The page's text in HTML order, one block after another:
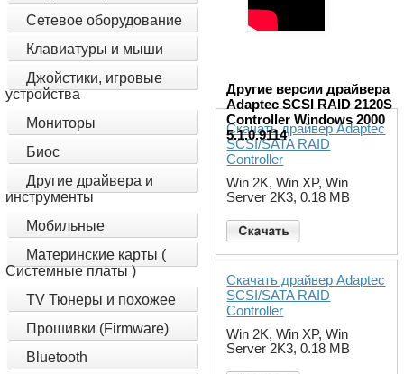
Сетевое оборудование
Клавиатуры и мыши
Джойстики, игровые
устройства
Мониторы
Биос
Другие драйвера и
инструменты
Мобильные
Материнские карты (
Системные платы )
TV Тюнеры и похожее
Прошивки (Firmware)
Bluetooth
Другие версии драйвера
Adaptec SCSI RAID 2120S
Controller Windows 2000
5.1.0.9114
Скачать драйвер Adaptec
SCSI/SATA RAID
Controller
Win 2K, Win XP, Win
Server 2K3, 0.18 MB
Скачать драйвер Adaptec
SCSI/SATA RAID
Controller
Win 2K, Win XP, Win
Server 2K3, 0.18 MB